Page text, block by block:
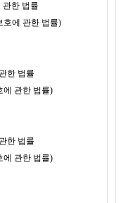
관한 법률
호에 관한 법률)
한 법률
에 관한 법률)
한 법률
에 관한 법률)